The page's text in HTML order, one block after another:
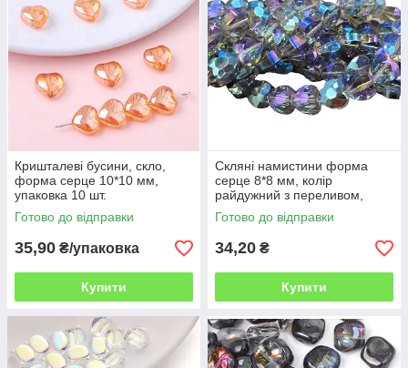
Кришталеві бусини, скло,
форма серце 10*10 мм,
упаковка 10 шт.
Готово до відправки
35,90 ₴/упаковка
Купити
Скляні намистини форма
серце 8*8 мм, колір
райдужний з переливом,
упаковка 10 шт!
Готово до відправки
34,20 ₴
Купити